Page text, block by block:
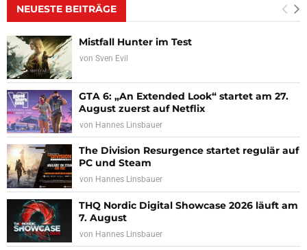
NEUESTE BEITRÄGE
Mistfall Hunter im Test
von Sven Evil
GTA 6: „An Extended Look“ startet am 27.
August zuerst auf Netflix
von Hannes Linsbauer
The Division Resurgence startet regulär auf
PC und Steam
von Hannes Linsbauer
THQ Nordic Digital Showcase 2026 läuft am
7. August
von Hannes Linsbauer